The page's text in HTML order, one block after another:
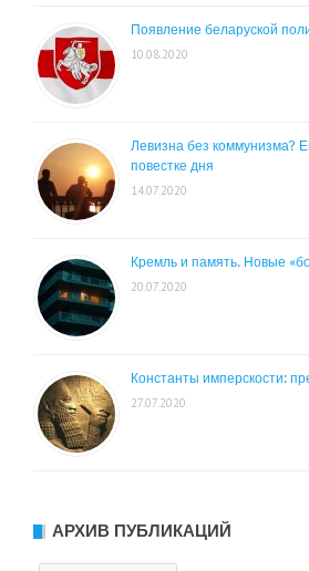
Появление беларуской
10.08.2020
Левизна без коммунизма?
повестке дня
14.07.2020
Кремль и память. Новые
20.07.2020
Константы имперскости:
27.07.2020
АРХИВ ПУБЛИКАЦИЙ